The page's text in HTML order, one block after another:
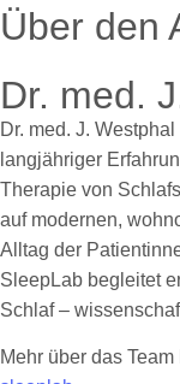
Über den
Dr. med.
Dr. med. J.
langjähriger
Therapie von
auf modernen,
Alltag der
SleepLab begleitet
Schlaf –
Mehr über das